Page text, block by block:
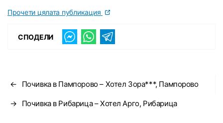
Прочети цялата публикация
СПОДЕЛИ
← Почивка в Пампорово – Хотел Зора***, Пампорово
→ Почивка в Рибарица – Хотел Арго, Рибарица